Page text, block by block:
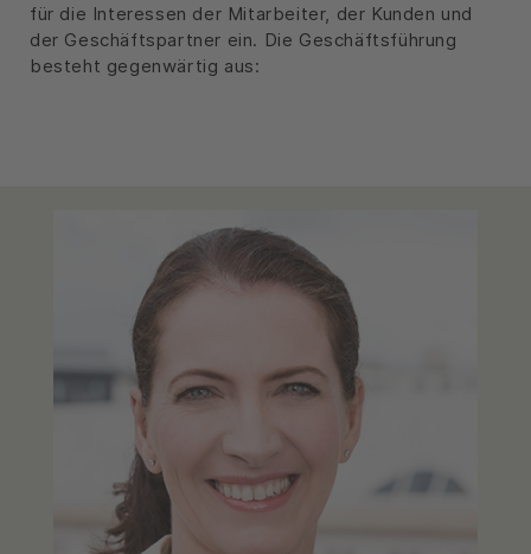
für die Interessen der Mitarbeiter, der Kunden und
der Geschäftspartner ein. Die Geschäftsführung
besteht gegenwärtig aus: